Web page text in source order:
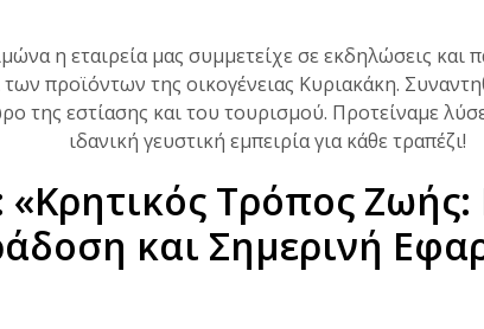
η εταιρεία μας συμμετείχε σε εκδηλώσεις και
προϊόντων της οικογένειας Κυριακάκη.
της εστίασης και του τουρισμού. Προτείναμε
ιδανική γευστική εμπειρία για κάθε τραπέζι!
«Κρητικός Τρόπος
και Σημερινή